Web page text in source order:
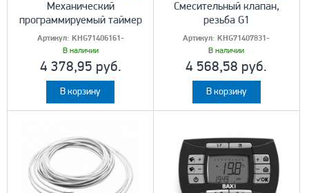
Механический
программируемый таймер
Артикул: KHG71406161-
В наличии
4 378,95 руб.
В корзину
Смесительный клапан,
резьба G1
Артикул:KHG71407831-
В наличии
4 568,58 руб.
В корзину